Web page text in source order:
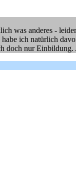
was anderes -
ich natürlich
doch nur